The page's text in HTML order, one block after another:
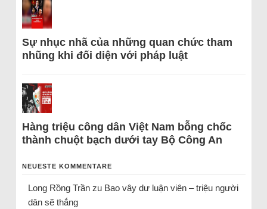
Sự nhục nhã của những quan chức tham
nhũng khi đối diện với pháp luật
Hàng triệu công dân Việt Nam bỗng chốc
thành chuột bạch dưới tay Bộ Công An
NEUESTE KOMMENTARE
Long Rồng Trầnzu Bao vây dư luận viên – triệu người
dân sẽ thắng